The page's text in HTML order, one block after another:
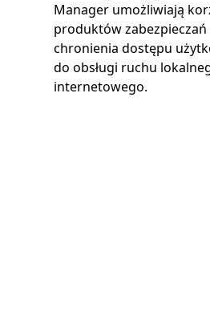
Manager umożliwiają
produktów zabezpieczań
chronienia dostępu
do obsługi ruchu
internetowego.